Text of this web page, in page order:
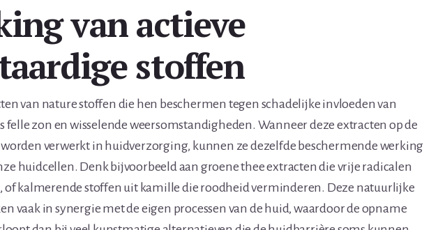
van actieve
stoffen
van nature stoffen die hen beschermen tegen schadelijke invloeden van
felle zon en wisselende weersomstandigheden. Wanneer deze extracten op de
verwerkt in huidverzorging, kunnen ze dezelfde beschermende werking
huidcellen. Denk bijvoorbeeld aan groene thee extracten die vrije radicalen
of kalmerende stoffen uit kamille die roodheid verminderen. Deze natuurlijke
vaak in synergie met de eigen processen van de huid, waardoor de opname